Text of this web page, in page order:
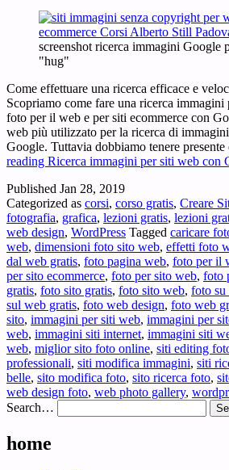
screenshot ricerca immagini Google
"hug"
Come effettuare una ricerca efficace e
Scopriamo come fare una ricerca immagini
foto per il web e per siti ecommerce con
web più utilizzato per la ricerca di
Google. Tuttavia dobbiamo tenere
reading Ricerca immagini per siti web con
Published Jan 28, 2019
Categorized as corsi, corso gratis, Creare
fotografia, grafica, lezioni gratis, lezioni
web design, WordPress Tagged caricare
web, dimensioni foto sito web, effetti foto
dal web gratis, foto pagina web, foto per il
per sito ecommerce, foto per sito web, foto
gratis, foto sito gratis, foto sito web, foto su
sul web gratis, foto web design, foto web
sito, immagini per siti web, immagini per
web, immagini siti internet, immagini siti
web, miglior sito foto online, siti editing
professionali, siti modifica immagini, siti
belle, sito modifica foto, sito ricerca foto,
web design foto, web photo gallery,
Search…
home